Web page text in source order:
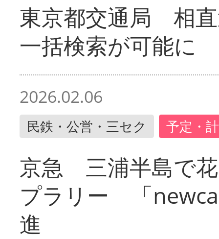
東京都交通局 相
一括検索が可能に
2026.02.06
民鉄・公営・三セク 予定・
京急 三浦半島で
プラリー 「
進